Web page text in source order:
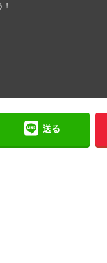
送る